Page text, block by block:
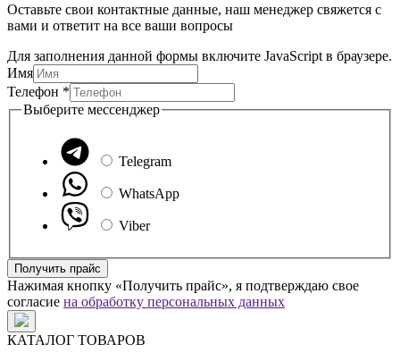
Оставьте свои контактные данные, наш менеджер свяжется с
вами и ответит на все ваши вопросы
Для заполнения данной формы включите JavaScript в браузере.
Имя
мессенджер
Выберите
Телефон *
Выберите мессенджер
Telegram
WhatsApp
Viber
Получить прайс
Нажимая кнопку «Получить прайс», я подтверждаю свое
согласие на обработку персональных данных
КАТАЛОГ ТОВАРОВ